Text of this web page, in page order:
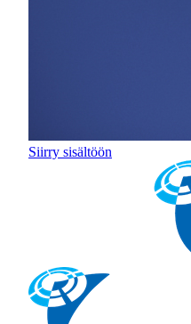
Siirry sisältöön